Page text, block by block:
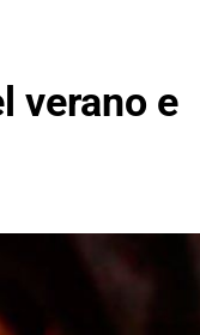
verano e